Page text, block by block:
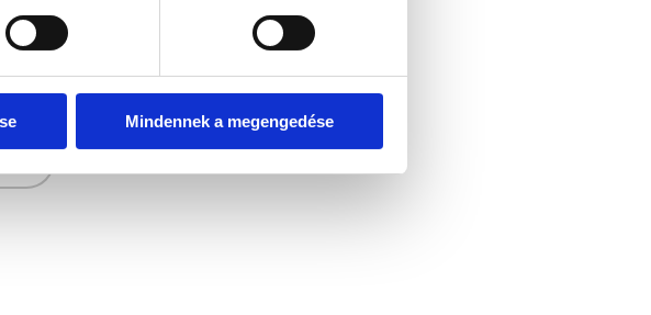
Mindennek a megengedése